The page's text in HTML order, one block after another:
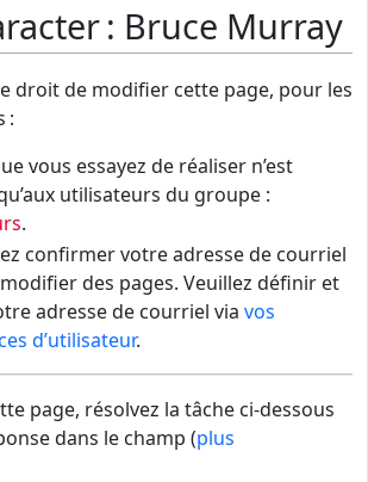
: Bruce Murray
droit de modifier cette page, pour les
:
vous essayez de réaliser n’est
utilisateurs du groupe :
.
confirmer votre adresse de courriel
des pages. Veuillez définir et
adresse de courriel via vos
d’utilisateur.
page, résolvez la tâche ci-dessous
dans le champ (plus